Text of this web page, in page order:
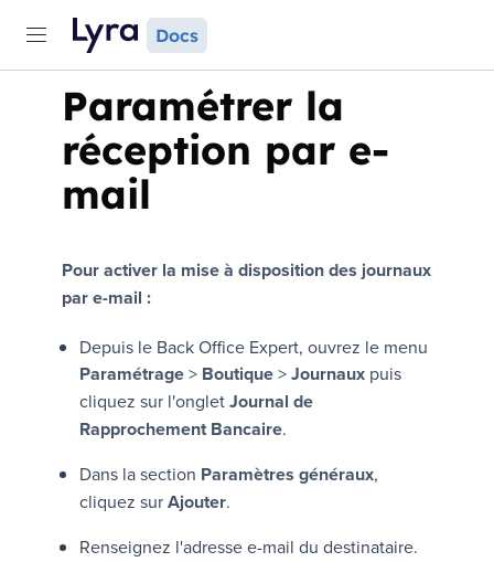
Docs
Paramétrer la
réception par e-
mail
Pour activer la mise à disposition des journaux
par e-mail :
Depuis le Back Office Expert, ouvrez le menu
Paramétrage> Boutique>Journaux puis
cliquez sur l'ongletJournal de
Rapprochement Bancaire.
Dans la section Paramètres généraux,
cliquez surAjouter.
Renseignez l'adresse e-mail du destinataire.